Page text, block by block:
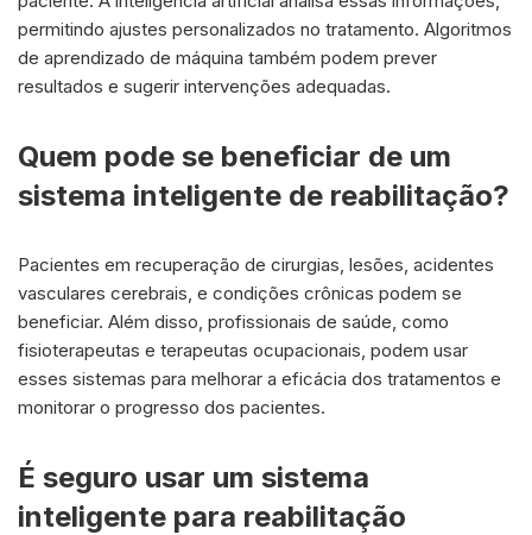
permitindo ajustes personalizados no tratamento. Algoritmos
de aprendizado de máquina também podem prever
resultados e sugerir intervenções adequadas.
Quem pode se beneficiar de um
sistema inteligente de reabilitação?
Pacientes em recuperação de cirurgias, lesões, acidentes
vasculares cerebrais, e condições crônicas podem se
beneficiar. Além disso, profissionais de saúde, como
fisioterapeutas e terapeutas ocupacionais, podem usar
esses sistemas para melhorar a eficácia dos tratamentos e
monitorar o progresso dos pacientes.
É seguro usar um sistema
inteligente para reabilitação